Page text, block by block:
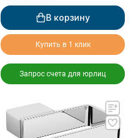
В корзину
Купить в 1 клик
Запрос счета для юрлиц